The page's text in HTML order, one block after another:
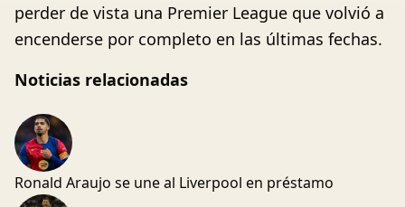
perder de vista una Premier League que volvió a
encenderse por completo en las últimas fechas.
Noticias relacionadas
Ronald Araujo se une al Liverpool en préstamo